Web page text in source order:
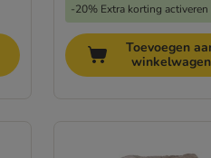
-20% Extra korting activeren
Toevoegen
winkelwagen